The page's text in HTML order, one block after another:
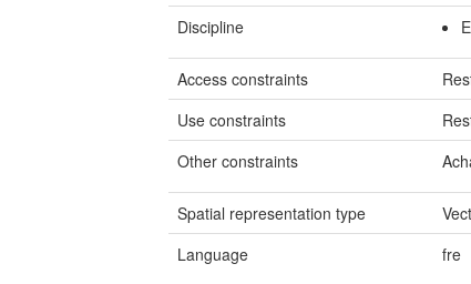
Discipline
Access constraints
Use constraints
Other constraints
Spatial representation type
Language
fre